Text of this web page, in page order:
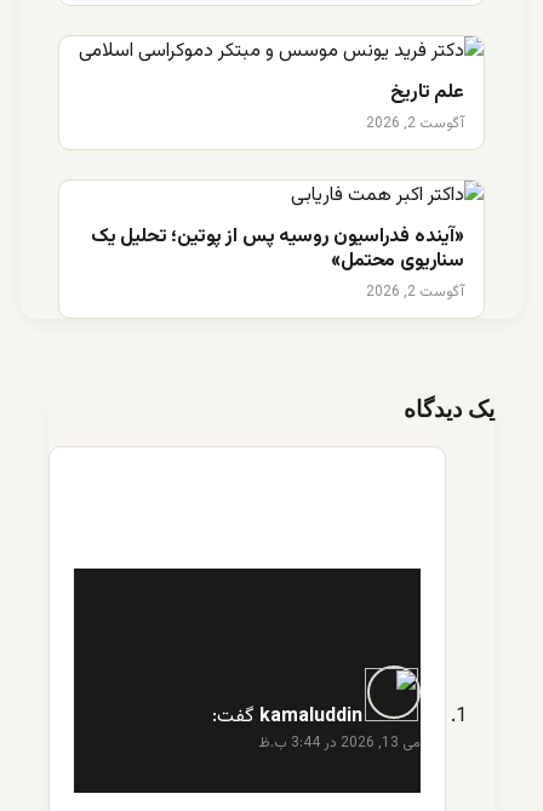
علم تاریخ
آگوست 2, 2026
«آینده فدراسیون روسیه پس از پوتین؛ تحلیل یک
سناریوی محتمل»
آگوست 2, 2026
یک دیدگاه
kamaluddin گفت:
می 13, 2026 در 3:44 ب.ظ